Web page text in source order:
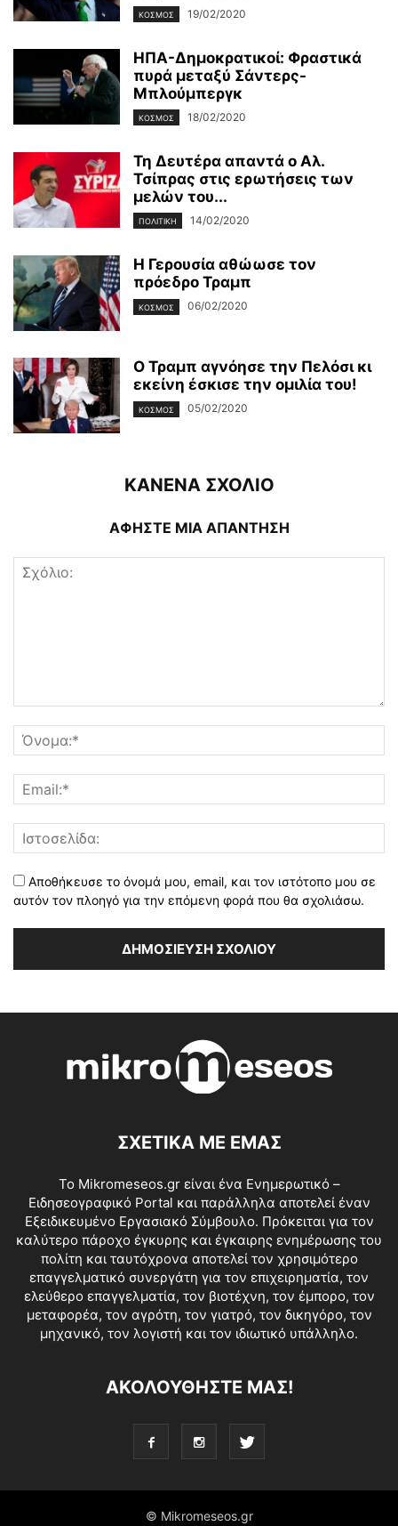
ΚΌΣΜΟΣ 19/02/2020
ΗΠΑ-Δημοκρατικοί: Φραστικά
πυρά μεταξύ Σάντερς-
Μπλούμπεργκ
ΚΌΣΜΟΣ 18/02/2020
Τη Δευτέρα απαντά ο Αλ.
Τσίπρας στις ερωτήσεις των
μελών του...
ΠΟΛΙΤΙΚΉ 14/02/2020
Η Γερουσία αθώωσε τον
πρόεδρο Τραμπ
ΚΌΣΜΟΣ 06/02/2020
Ο Τραμπ αγνόησε την Πελόσι κι
εκείνη έσκισε την ομιλία του!
ΚΌΣΜΟΣ 05/02/2020
ΚΑΝΕΝΑ ΣΧΟΛΙΟ
ΑΦΗΣΤΕ ΜΙΑ ΑΠΑΝΤΗΣΗ
Αποθήκευσε το όνομά μου, email, και τον ιστότοπο μου σε
αυτόν τον πλοηγό για την επόμενη φορά που θα σχολιάσω.
ΣΧΕΤΙΚΑ ΜΕ ΕΜΑΣ
Το Mikromeseos.gr είναι ένα Ενημερωτικό –
Ειδησεογραφικό Portal και παράλληλα αποτελεί έναν
Εξειδικευμένο Εργασιακό Σύμβουλο. Πρόκειται για τον
καλύτερο πάροχο έγκυρης και έγκαιρης ενημέρωσης του
πολίτη και ταυτόχρονα αποτελεί τον χρησιμότερο
επαγγελματικό συνεργάτη για τον επιχειρηματία, τον
ελεύθερο επαγγελματία, τον βιοτέχνη, τον έμπορο, τον
μεταφορέα, τον αγρότη, τον γιατρό, τον δικηγόρο, τον
μηχανικό, τον λογιστή και τον ιδιωτικό υπάλληλο.
ΑΚΟΛΟΥΘΗΣΤΕ ΜΑΣ!
© Mikromeseos.gr